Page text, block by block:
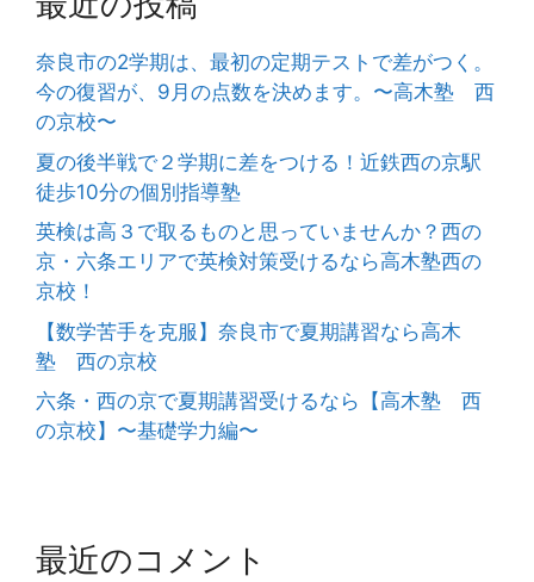
奈良市の2学期は、最初の定期テストで差がつく。
今の復習が、9月の点数を決めます。〜高木塾 西
の京校〜
夏の後半戦で２学期に差をつける！近鉄西の京駅
徒歩10分の個別指導塾
英検は高３で取るものと思っていませんか？西の
京・六条エリアで英検対策受けるなら高木塾西の
京校！
【数学苦手を克服】奈良市で夏期講習なら高木
塾 西の京校
六条・西の京で夏期講習受けるなら【高木塾 西
の京校】〜基礎学力編〜
最近のコメント